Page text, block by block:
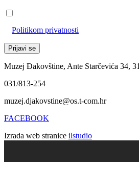
Politikom privatnosti
Muzej Đakovštine, Ante Starčevića 34,
031/813-254
muzej.djakovstine@os.t-com.hr
FACEBOOK
Izrada web stranice ilstudio